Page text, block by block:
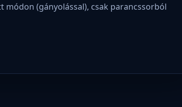
módon (gányolással), csak parancssorból